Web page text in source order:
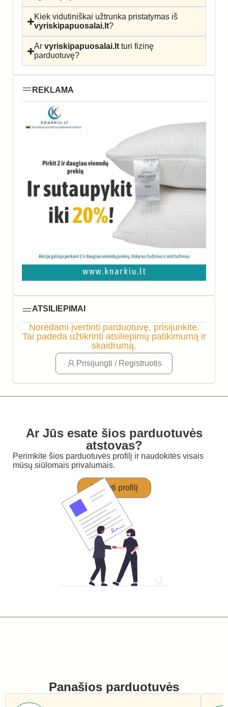
Kiek vidutiniškai užtrunka pristatymas iš
vyriskipapuosalai.lt?
Arvyriskipapuosalai.lt turi fizinę
parduotuvę?
REKLAMA
ATSILIEPIMAI
Norėdami įvertinti parduotuvę, prisijunkite.
Tai padeda užtikrinti atsiliepimų patikimumą ir
skaidrumą.
Prisijungti / Registruotis
Ar Jūs esate šios parduotuvės
atstovas?
Perimkite šios parduotuvės profilį ir naudokitės visais
mūsų siūlomais privalumais.
Perimti profilį
Panašios parduotuvės